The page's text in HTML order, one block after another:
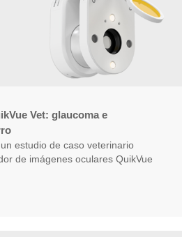
Vet: glaucoma e
estudio de caso veterinario
de imágenes oculares QuikVue